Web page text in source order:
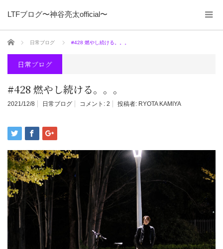
LTFブログ〜神谷亮太official〜
ホーム 日常ブログ #428 燃やし続ける。。。
日常ブログ
#428 燃やし続ける。。。
2021/12/8 日常ブログ コメント: 2 投稿者: RYOTA KAMIYA